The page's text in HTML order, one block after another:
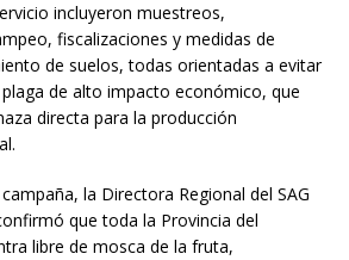
incluyeron muestreos,
fiscalizaciones y medidas de
de suelos, todas orientadas a evitar
de alto impacto económico, que
directa para la producción
la Directora Regional del SAG
que toda la Provincia del
libre de mosca de la fruta,